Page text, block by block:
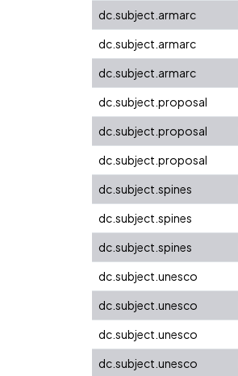
dc.subject.armarc
dc.subject.armarc
dc.subject.armarc
dc.subject.proposal
dc.subject.proposal
dc.subject.proposal
dc.subject.spines
dc.subject.spines
dc.subject.spines
dc.subject.unesco
dc.subject.unesco
dc.subject.unesco
dc.subject.unesco